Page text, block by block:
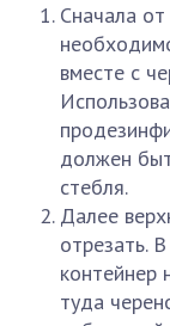
Сначала
вместе с
должен
стебля.
Далее
отрезать.
контейнер
туда